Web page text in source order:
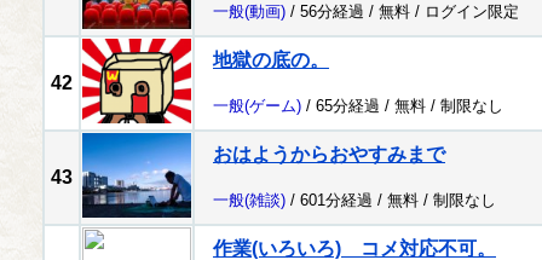
一般(動画) / 56分経過 / 無料 / ログイン限定
42
地獄の底の。
一般(ゲーム) / 65分経過 / 無料 / 制限なし
43
おはようからおやすみまで
一般(雑談) / 601分経過 / 無料 / 制限なし
作業(いろいろ) コメ対応不可。